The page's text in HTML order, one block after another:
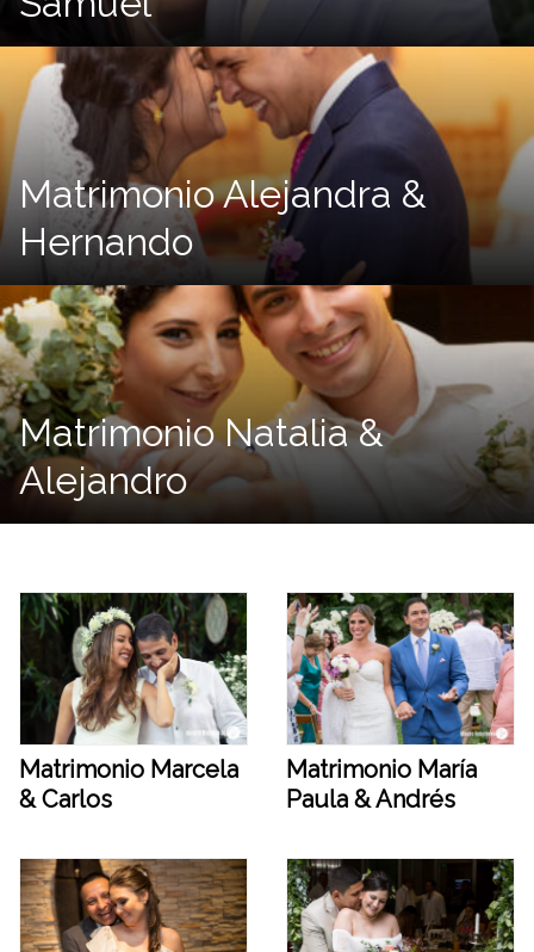
Matrimonio Alejandra &
Hernando
Matrimonio Natalia &
Alejandro
Matrimonio Marcela
& Carlos
Matrimonio María
Paula & Andrés